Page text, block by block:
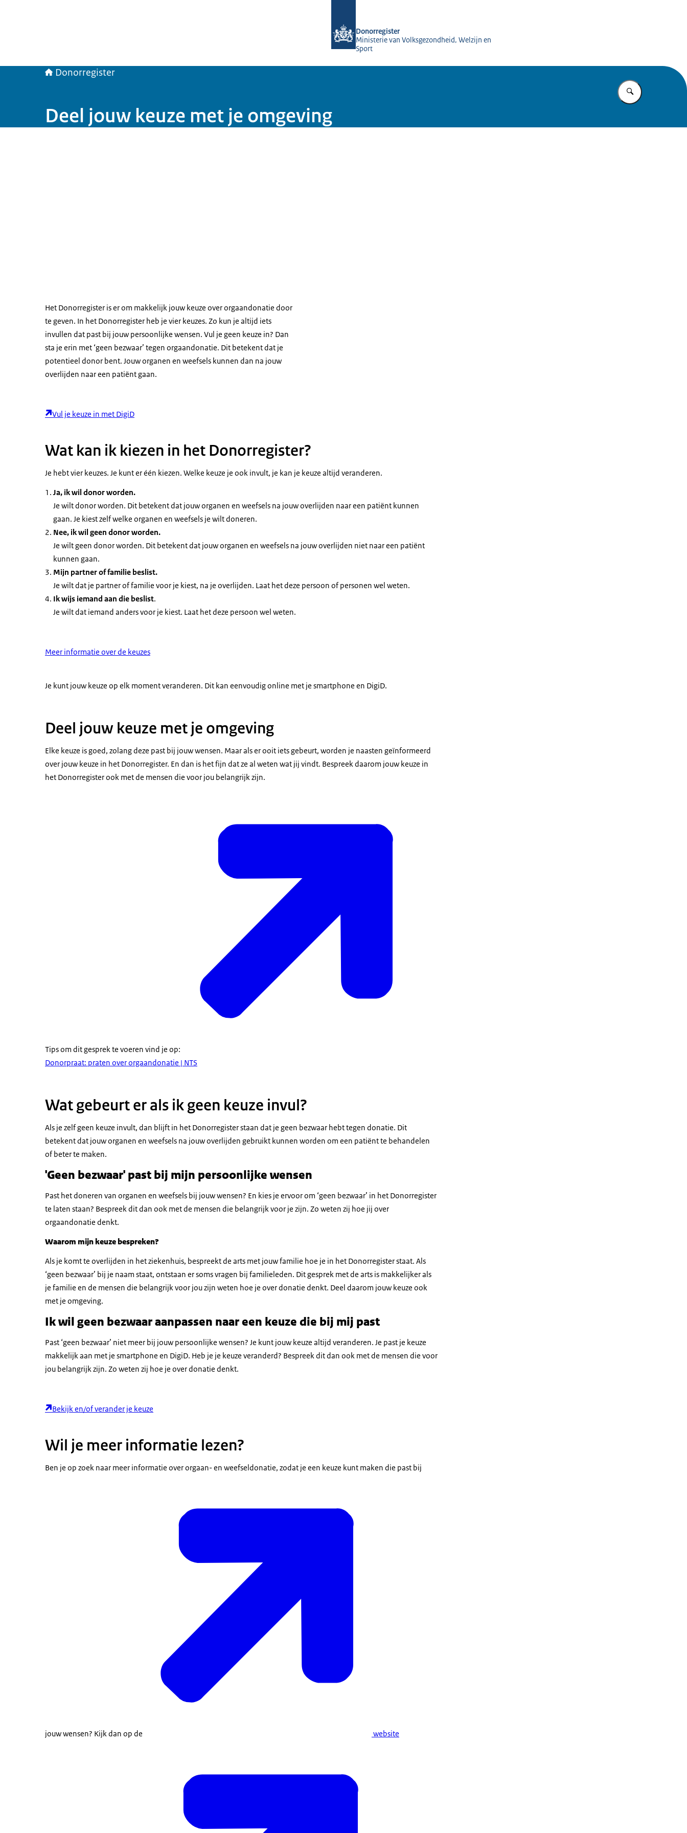
Donorregister
Ministerie van Volksgezondheid, Welzijn en
Sport
Donorregister
Vul in wat u
Deel jouw keuze met je omgeving
Het Donorregister is er om makkelijk jouw keuze over orgaandonatie door
te geven. In het Donorregister heb je vier keuzes. Zo kun je altijd iets
invullen dat past bij jouw persoonlijke wensen. Vul je geen keuze in? Dan
sta je erin met ‘geen bezwaar’ tegen orgaandonatie. Dit betekent dat je
potentieel donor bent. Jouw organen en weefsels kunnen dan na jouw
overlijden naar een patiënt gaan.
Vul je keuze in met DigiD
Wat kan ik kiezen in het Donorregister?
Je hebt vier keuzes. Je kunt er één kiezen. Welke keuze je ook invult, je kan je keuze altijd veranderen.
Ja, ik wil donor worden.
Je wilt donor worden. Dit betekent dat jouw organen en weefsels na jouw overlijden naar een patiënt kunnen
gaan. Je kiest zelf welke organen en weefsels je wilt doneren.
Nee, ik wil geen donor worden.
Je wilt geen donor worden. Dit betekent dat jouw organen en weefsels na jouw overlijden niet naar een patiënt
kunnen gaan.
Mijn partner of familie beslist.
Je wilt dat je partner of familie voor je kiest, na je overlijden. Laat het deze persoon of personen wel weten.
Ik wijs iemand aan die beslist.
Je wilt dat iemand anders voor je kiest. Laat het deze persoon wel weten.
Meer informatie over de keuzes
Je kunt jouw keuze op elk moment veranderen. Dit kan eenvoudig online met je smartphone en DigiD.
Deel jouw keuze met je omgeving
Elke keuze is goed, zolang deze past bij jouw wensen. Maar als er ooit iets gebeurt, worden je naasten geïnformeerd
over jouw keuze in het Donorregister. En dan is het fijn dat ze al weten wat jij vindt. Bespreek daarom jouw keuze in
het Donorregister ook met de mensen die voor jou belangrijk zijn.
Tips om dit gesprek te voeren vind je op:
Donorpraat: praten over orgaandonatie | NTS
Wat gebeurt er als ik geen keuze invul?
Als je zelf geen keuze invult, dan blijft in het Donorregister staan dat je geen bezwaar hebt tegen donatie. Dit
betekent dat jouw organen en weefsels na jouw overlijden gebruikt kunnen worden om een patiënt te behandelen
of beter te maken.
'Geen bezwaar' past bij mijn persoonlijke wensen
Past het doneren van organen en weefsels bij jouw wensen? En kies je ervoor om ‘geen bezwaar’ in het Donorregister
te laten staan? Bespreek dit dan ook met de mensen die belangrijk voor je zijn. Zo weten zij hoe jij over
orgaandonatie denkt.
Waarom mijn keuze bespreken?
Als je komt te overlijden in het ziekenhuis, bespreekt de arts met jouw familie hoe je in het Donorregister staat. Als
‘geen bezwaar’ bij je naam staat, ontstaan er soms vragen bij familieleden. Dit gesprek met de arts is makkelijker als
je familie en de mensen die belangrijk voor jou zijn weten hoe je over donatie denkt. Deel daarom jouw keuze ook
met je omgeving.
Ik wil geen bezwaar aanpassen naar een keuze die bij mij past
Past ‘geen bezwaar’ niet meer bij jouw persoonlijke wensen? Je kunt jouw keuze altijd veranderen. Je past je keuze
makkelijk aan met je smartphone en DigiD. Heb je je keuze veranderd? Bespreek dit dan ook met de mensen die voor
jou belangrijk zijn. Zo weten zij hoe je over donatie denkt.
Bekijk en/of verander je keuze
Wil je meer informatie lezen?
Ben je op zoek naar meer informatie over orgaan- en weefseldonatie, zodat je een keuze kunt maken die past bij
jouw wensen? Kijk dan op de website